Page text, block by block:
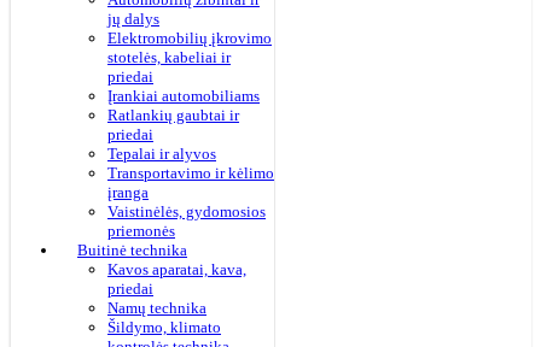
jų dalys
Elektromobilių įkrovimo
stotelės, kabeliai ir
priedai
Įrankiai automobiliams
Ratlankių gaubtai ir
priedai
Tepalai ir alyvos
Transportavimo ir kėlimo
įranga
Vaistinėlės, gydomosios
priemonės
Buitinė technika
Kavos aparatai, kava,
priedai
Namų technika
Šildymo, klimato